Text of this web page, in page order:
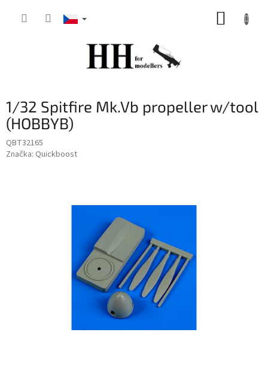
1/32 Spitfire Mk.Vb propeller w/tool
(HOBBYB)
QBT32165
Značka: Quickboost